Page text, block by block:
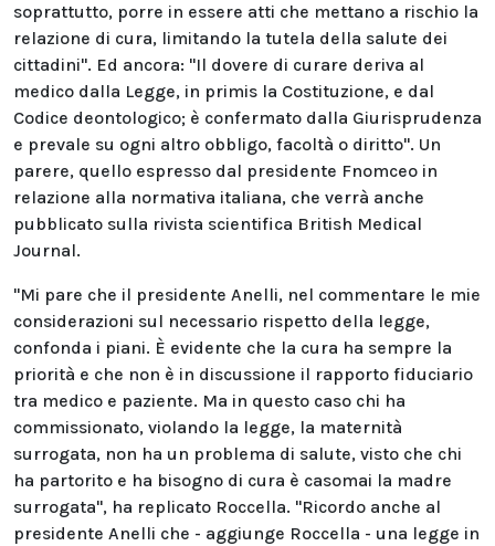
soprattutto, porre in essere atti che mettano a rischio la
relazione di cura, limitando la tutela della salute dei
cittadini". Ed ancora: "Il dovere di curare deriva al
medico dalla Legge, in primis la Costituzione, e dal
Codice deontologico; è confermato dalla Giurisprudenza
e prevale su ogni altro obbligo, facoltà o diritto". Un
parere, quello espresso dal presidente Fnomceo in
relazione alla normativa italiana, che verrà anche
pubblicato sulla rivista scientifica British Medical
Journal.
"Mi pare che il presidente Anelli, nel commentare le mie
considerazioni sul necessario rispetto della legge,
confonda i piani. È evidente che la cura ha sempre la
priorità e che non è in discussione il rapporto fiduciario
tra medico e paziente. Ma in questo caso chi ha
commissionato, violando la legge, la maternità
surrogata, non ha un problema di salute, visto che chi
ha partorito e ha bisogno di cura è casomai la madre
surrogata", ha replicato Roccella. "Ricordo anche al
presidente Anelli che - aggiunge Roccella - una legge in